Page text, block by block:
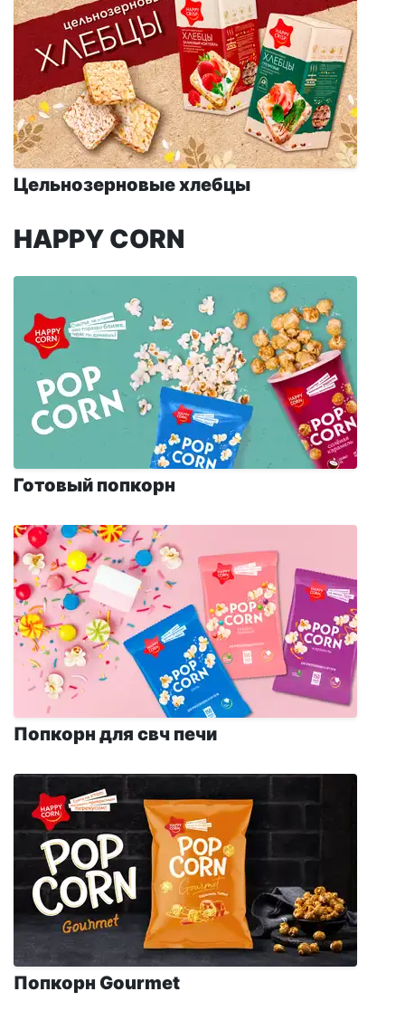
Цельнозерновые хлебцы
HAPPY CORN
Готовый попкорн
Попкорн для свч печи
Попкорн Gourmet